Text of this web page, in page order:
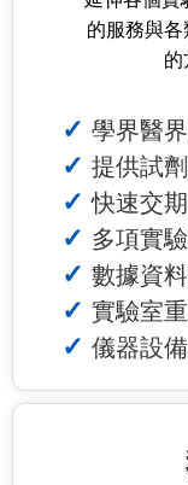
的服務與
的
學界醫
提供試
快速交
多項實
數據資
實驗室
儀器設